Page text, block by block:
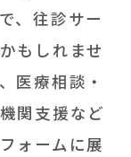
、往診サー
もしれませ
医療相談・
関支援など
ォームに展